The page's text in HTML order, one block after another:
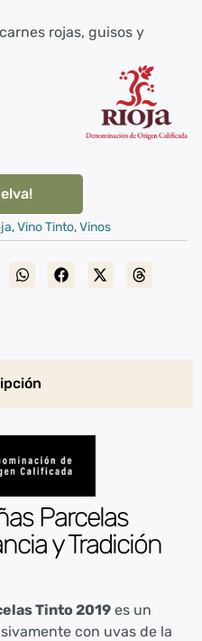
rojas, guisos y
,Vino Tinto,Vinos
Parcelas
y Tradición
Tinto 2019 es un
con uvas de la